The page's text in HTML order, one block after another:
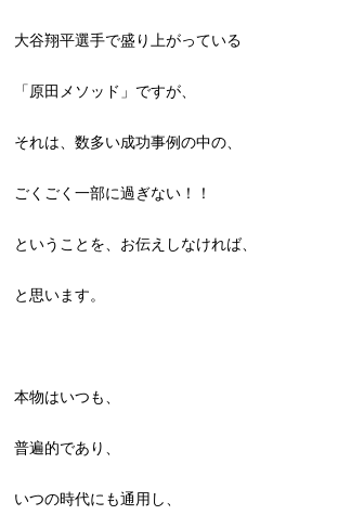
大谷翔平選手で盛り上がっている
「原田メソッド」ですが、
それは、数多い成功事例の中の、
ごくごく一部に過ぎない！！
ということを、お伝えしなければ、
と思います。
本物はいつも、
普遍的であり、
いつの時代にも通用し、